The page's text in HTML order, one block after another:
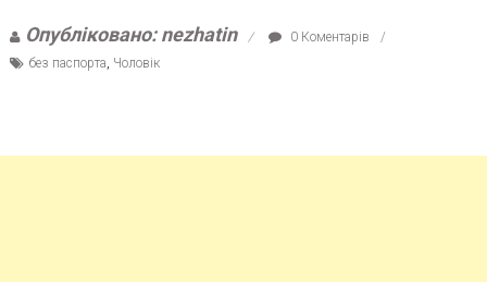
Опубліковано: nezhatin
0 Коментарів
без паспорта, Чоловік